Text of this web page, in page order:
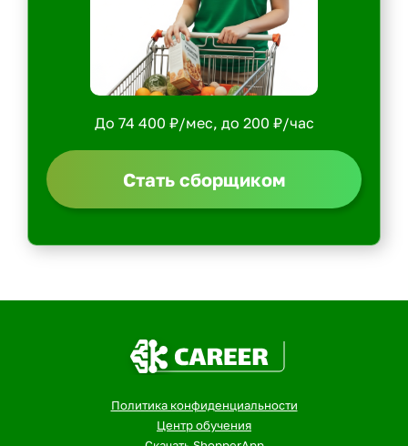
До 74 400 ₽/мес, до 200 ₽/час
Стать сборщиком
Политика конфиденциальности
Центр обучения